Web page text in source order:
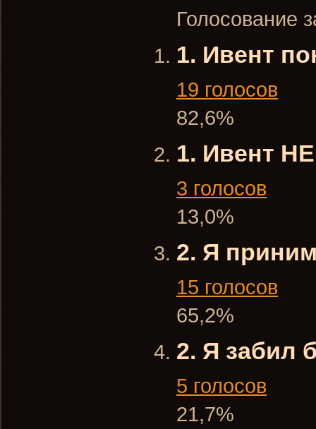
Голосование
1. Ивент
19 голосов
82,6%
1. Ивент
3 голосов
13,0%
2. Я
15 голосов
65,2%
2. Я забил
5 голосов
21,7%